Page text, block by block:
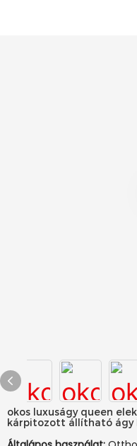
okos luxuságy queen
kárpitozott állítható ágy